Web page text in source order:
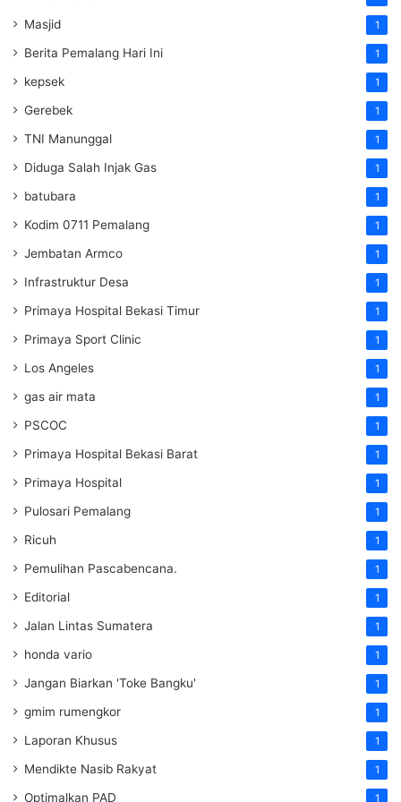
Masjid 1
Berita Pemalang Hari Ini 1
kepsek 1
Gerebek 1
TNI Manunggal 1
Diduga Salah Injak Gas 1
batubara 1
Kodim 0711 Pemalang 1
Jembatan Armco 1
Infrastruktur Desa 1
Primaya Hospital Bekasi Timur 1
Primaya Sport Clinic 1
Los Angeles 1
gas air mata 1
PSCOC 1
Primaya Hospital Bekasi Barat 1
Primaya Hospital 1
Pulosari Pemalang 1
Ricuh 1
Pemulihan Pascabencana. 1
Editorial 1
Jalan Lintas Sumatera 1
honda vario 1
Jangan Biarkan 'Toke Bangku' 1
gmim rumengkor 1
Laporan Khusus 1
Mendikte Nasib Rakyat 1
Optimalkan PAD 1